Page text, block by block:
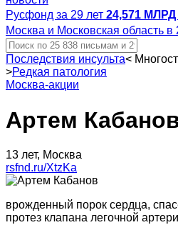
Русфонд за 29 лет 24,571 МЛРД
Москва и Московская область в
Последствия инсульта<
>Редкая патология
Москва-акции
Артем
13 лет, Москва
rsfnd.ru/XtzKa
врожденный порок сердца,
протез клапана легочной